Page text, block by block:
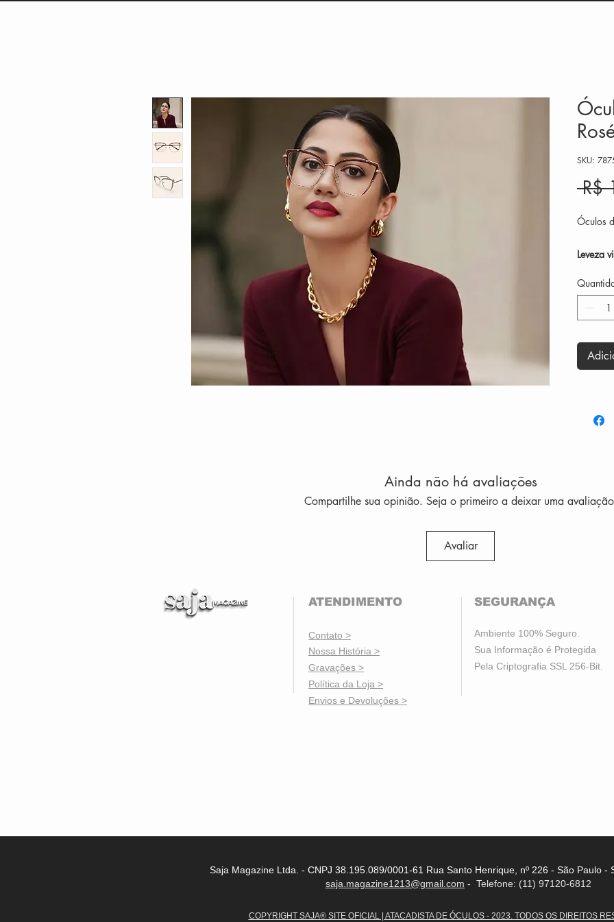
SKU:
R$
Óculos
Leveza
O
do
rosé
Seu
as
Ideal
Medidas
✔
✔
✔
✔
✔
Ainda não há avaliações
Compartilhe sua opinião. Seja o primeiro a deixar uma
Avaliar
ATENDIMENTO
Contato >
Nossa História >
Gravações >
Política da Loja >
Envios e Devoluções >
SEGURANÇA
Ambiente 100% Seguro.
Sua Informação é Protegida
Pela Criptografia SSL 256-Bit.
Saja Magazine Ltda. - CNPJ 38.195.089/0001-61 Rua Santo Henrique, nº 226 - São Paulo -
saja.magazine1213@gmail.com - Telefone: (11) 97120-6812
COPYRIGHT SAJA® SITE OFICIAL | ATACADISTA DE ÓCULOS - 2023. TODOS OS DIREITOS